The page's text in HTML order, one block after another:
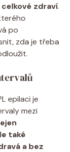
zdraví.
po
zda je třeba
epilaci je
mezi
také
a bez